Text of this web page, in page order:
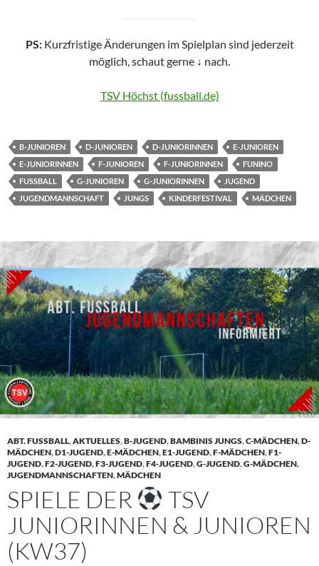
PS: Kurzfristige Änderungen im Spielplan sind jederzeit
möglich, schaut gerne ↓ nach.
TSV Höchst (fussball.de)
B-JUNIOREN D-JUNIOREN D-JUNIORINNEN
E-JUNIOREN
E-JUNIORINNEN
F-JUNIOREN F-JUNIORINNEN
FUNINO
FUSSBALL
G-JUNIOREN G-JUNIORINNEN
JUGEND
JUGENDMANNSCHAFT
JUNGS KINDERFESTIVAL MÄDCHEN
ABT. FUSSBALL ,AKTUELLES,B-JUGEND,BAMBINIS JUNGS,C-MÄDCHEN,D-
MÄDCHEN,D1-JUGEND,E-MÄDCHEN,E1-JUGEND,F-MÄDCHEN,F1-
JUGEND,F2-JUGEND,F3-JUGEND,F4-JUGEND,G-JUGEND,G-MÄDCHEN,
JUGENDMANNSCHAFTEN,MÄDCHEN
SPIELE DER
TSV
JUNIORINNEN & JUNIOREN
(KW37)